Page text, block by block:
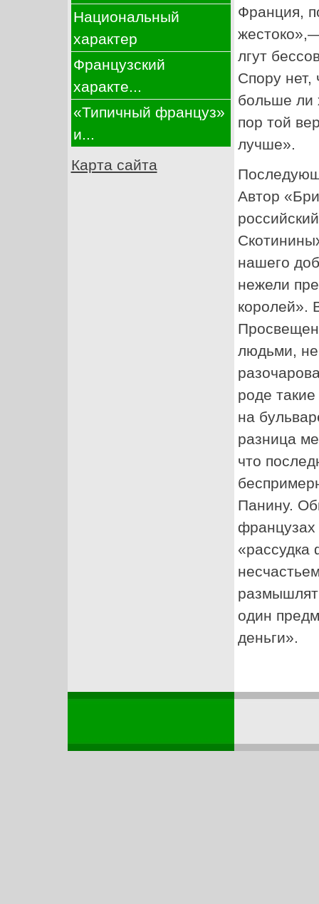
Национальный
характер
Французский
характе...
«Типичный француз»
и...
Карта сайта
Франция,
лгут
Спору нет,
больше ли
пор той
лучше».
Автор
нашего
нежели
королей».
людьми,
роде
на
разница
что
Панину.
«рассудка
один
деньги».